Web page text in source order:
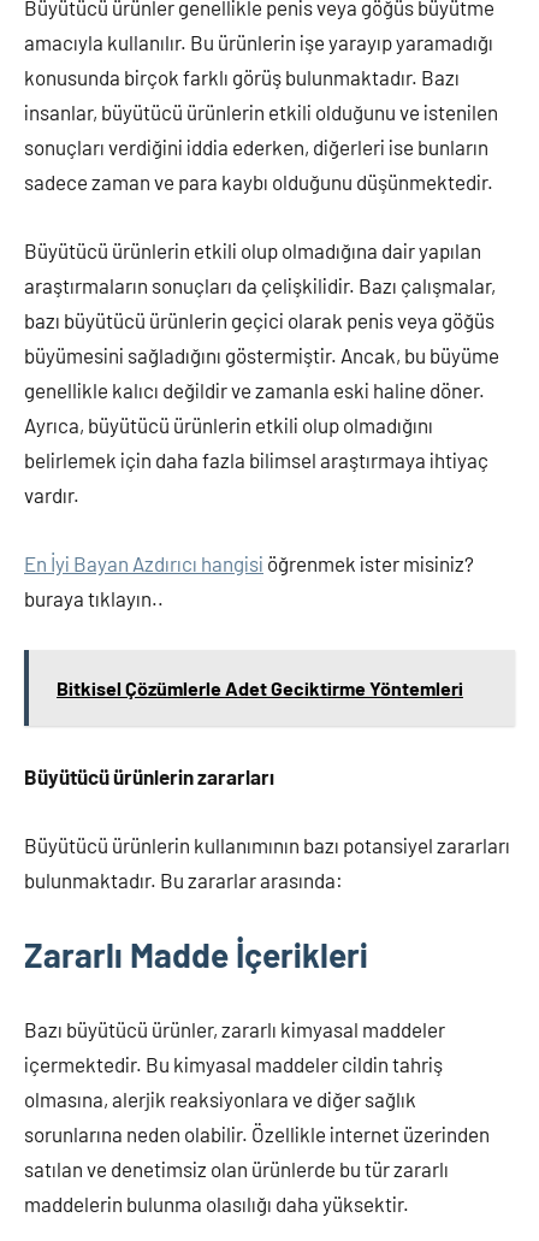
Büyütücü ürünler genellikle penis veya göğüs büyütme
amacıyla kullanılır. Bu ürünlerin işe yarayıp yaramadığı
konusunda birçok farklı görüş bulunmaktadır. Bazı
insanlar, büyütücü ürünlerin etkili olduğunu ve istenilen
sonuçları verdiğini iddia ederken, diğerleri ise bunların
sadece zaman ve para kaybı olduğunu düşünmektedir.
Büyütücü ürünlerin etkili olup olmadığına dair yapılan
araştırmaların sonuçları da çelişkilidir. Bazı çalışmalar,
bazı büyütücü ürünlerin geçici olarak penis veya göğüs
büyümesini sağladığını göstermiştir. Ancak, bu büyüme
genellikle kalıcı değildir ve zamanla eski haline döner.
Ayrıca, büyütücü ürünlerin etkili olup olmadığını
belirlemek için daha fazla bilimsel araştırmaya ihtiyaç
vardır.
En İyi Bayan Azdırıcı hangisi öğrenmek ister misiniz?
buraya tıklayın..
Bitkisel Çözümlerle Adet Geciktirme Yöntemleri
Büyütücü ürünlerin zararları
Büyütücü ürünlerin kullanımının bazı potansiyel zararları
bulunmaktadır. Bu zararlar arasında:
Zararlı Madde İçerikleri
Bazı büyütücü ürünler, zararlı kimyasal maddeler
içermektedir. Bu kimyasal maddeler cildin tahriş
olmasına, alerjik reaksiyonlara ve diğer sağlık
sorunlarına neden olabilir. Özellikle internet üzerinden
satılan ve denetimsiz olan ürünlerde bu tür zararlı
maddelerin bulunma olasılığı daha yüksektir.